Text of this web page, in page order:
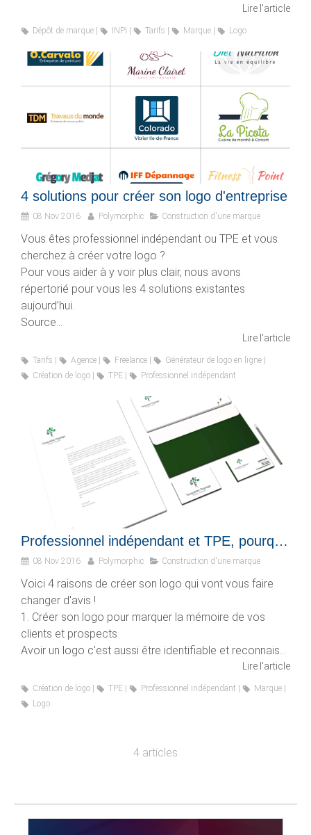
Lire l'article
Dépôt de marque INPI Tarifs Marque Logo
4 solutions pour créer son logo d'entreprise
08 Nov 2016 Polymorphic Construction d'une marque
Vous êtes professionnel indépendant ou TPE et vous
cherchez à créer votre logo ?
Pour vous aider à y voir plus clair, nous avons
répertorié pour vous les 4 solutions existantes
aujourd’hui.
Source...
Lire l'article
Tarifs Agence Freelance
Générateur de logo en ligne
Création de logo
TPE Professionnel indépendant
Professionnel indépendant et TPE, pourquoi créer votre logo d'entreprise ?
08 Nov 2016 Polymorphic Construction d'une marque
Voici 4 raisons de créer son logo qui vont vous faire
changer d'avis !
1. Créer son logo pour marquer la mémoire de vos
clients et prospects
Avoir un logo c'est aussi être identifiable et reconnais...
Lire l'article
Création de logo TPE Professionnel indépendant
Marque
Logo
4 articles